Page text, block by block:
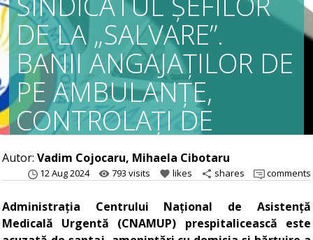
DE LA „SALVARE”.
BANII ANGAJAȚILOR DE
PE AMBULANȚE,
CONTROLAȚI DE
CONDUCEREA
CNAMUP
Autor: Vadim Cojocaru, Mihaela Cibotaru
12 Aug 2024 remove_red_eye 793 visits favorite likes share shares comments
Administrația Centrului Național de Asistență
Medicală Urgentă (CNAMUP) prespitalicească este